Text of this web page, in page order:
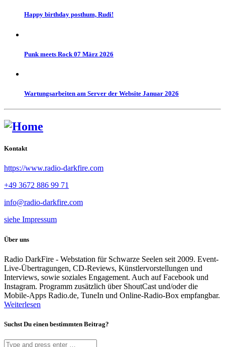
Happy birthday posthum, Rudi!
Punk meets Rock 07 März 2026
Wartungsarbeiten am Server der Website Januar 2026
Kontakt
https://www.radio-darkfire.com
+49 3672 886 99 71
info@radio-darkfire.com
siehe Impressum
Über uns
Radio DarkFire - Webstation für Schwarze Seelen seit 2009. Event-
Live-Übertragungen, CD-Reviews, Künstlervorstellungen und
Interviews, sowie soziales Engagement. Auch auf Facebook und
Instagram. Programm zusätzlich über ShoutCast und/oder die
Mobile-Apps Radio.de, TuneIn und Online-Radio-Box empfangbar.
Weiterlesen
Suchst Du einen bestimmten Beitrag?